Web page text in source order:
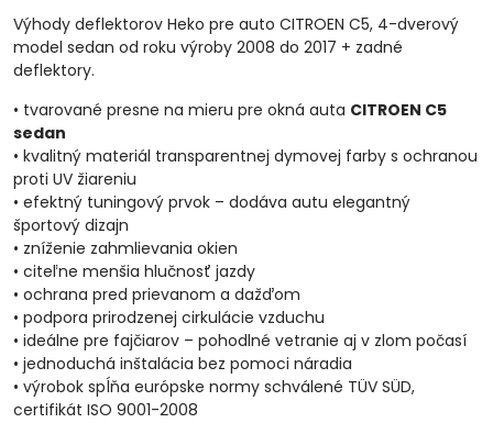
Výhody deflektorov Heko pre auto CITROEN C5, 4-dverový
model sedan od roku výroby 2008 do 2017 + zadné
deflektory.
• tvarované presne na mieru pre okná auta CITROEN C5
sedan
• kvalitný materiál transparentnej dymovej farby s ochranou
proti UV žiareniu
• efektný tuningový prvok – dodáva autu elegantný
športový dizajn
• zníženie zahmlievania okien
• citeľne menšia hlučnosť jazdy
• ochrana pred prievanom a dažďom
• podpora prirodzenej cirkulácie vzduchu
• ideálne pre fajčiarov – pohodlné vetranie aj v zlom počasí
• jednoduchá inštalácia bez pomoci náradia
• výrobok spĺňa európske normy schválené TÜV SÜD,
certifikát ISO 9001-2008